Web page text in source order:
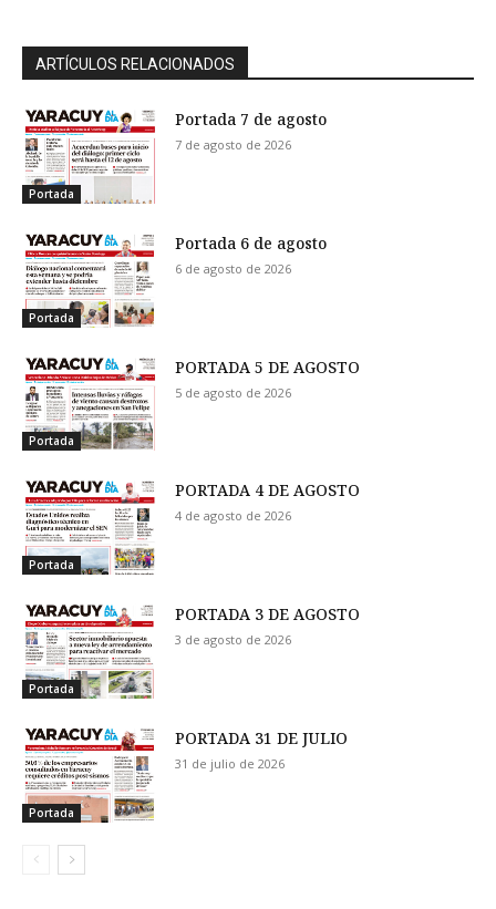
ARTÍCULOS RELACIONADOS
Portada
Portada 7 de agosto
7 de agosto de 2026
Portada
Portada 6 de agosto
6 de agosto de 2026
Portada
PORTADA 5 DE AGOSTO
5 de agosto de 2026
Portada
PORTADA 4 DE AGOSTO
4 de agosto de 2026
Portada
PORTADA 3 DE AGOSTO
3 de agosto de 2026
Portada
PORTADA 31 DE JULIO
31 de julio de 2026